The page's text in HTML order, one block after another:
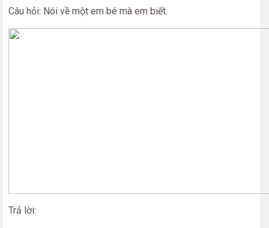
Câu hỏi: Nói về một em bé mà em biết.
Trả lời: